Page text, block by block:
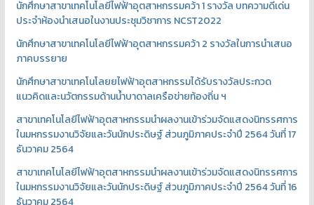
นักศึกษาสาขาเทคโนโลยีไฟฟ้าอุตสาหกรรมคว้า 1 รางวัล บทความดีเด่น
ประจำห้องนำเสนอในงานประชุมวิชาการ NCST2022
นักศึกษาสาขาเทคโนโลยีไฟฟ้าอุตสาหกรรมคว้า 2 รางวัลในการนำเสนอ
ภาคบรรยาย
นักศึกษาสาขาเทคโนโลยยไฟฟ้าอุตสาหกรรมได้รับรางวัลประกวด
แนวคิดและนวัตกรรมด้านน้ำบาดาลเครือข่ายท้องถิ่น ฯ
สาขาเทคโนโลยีไฟฟ้าอุตสาหกรรมนำผลงานเข้าร่วมจัดแสดงนิทรรศการ
ในมหกรรมงานวิจัยและวันนักประดิษฐ์ ส่วนภูมิภาคประจำปี 2564 วันที่ 17
ธันวาคม 2564
สาขาเทคโนโลยีไฟฟ้าอุตสาหกรรมนำผลงานเข้าร่วมจัดแสดงนิทรรศการ
ในมหกรรมงานวิจัยและวันนักประดิษฐ์ ส่วนภูมิภาคประจำปี 2564 วันที่ 16
ธันวาคม 2564